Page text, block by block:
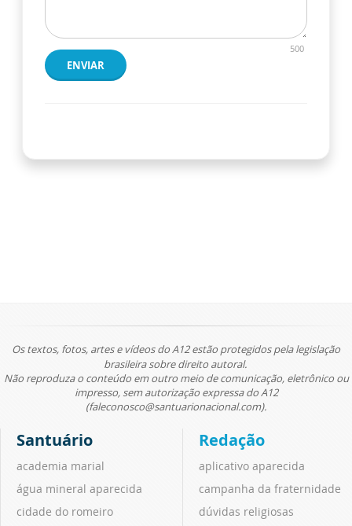
500
ENVIAR
Os textos, fotos, artes e vídeos do A12 estão protegidos pela legislação
brasileira sobre direito autoral.
Não reproduza o conteúdo em outro meio de comunicação, eletrônico ou
impresso, sem autorização expressa do A12
(faleconosco@santuarionacional.com).
Santuário
academia marial
água mineral aparecida
cidade do romeiro
Redação
aplicativo aparecida
campanha da fraternidade
dúvidas religiosas